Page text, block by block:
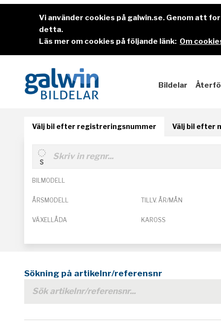
Vi använder cookies på galwin.se. Genom att
detta.
Läs mer om cookies på följande länk: Om
Bildelar
Välj bil efter registreringsnummer Välj bil efter
BILMODELL
ÅRSMODELL TILLV. ÅR/MÅN
VÄXELLÅDA KAROSS
Sökning på artikelnr/referensnr